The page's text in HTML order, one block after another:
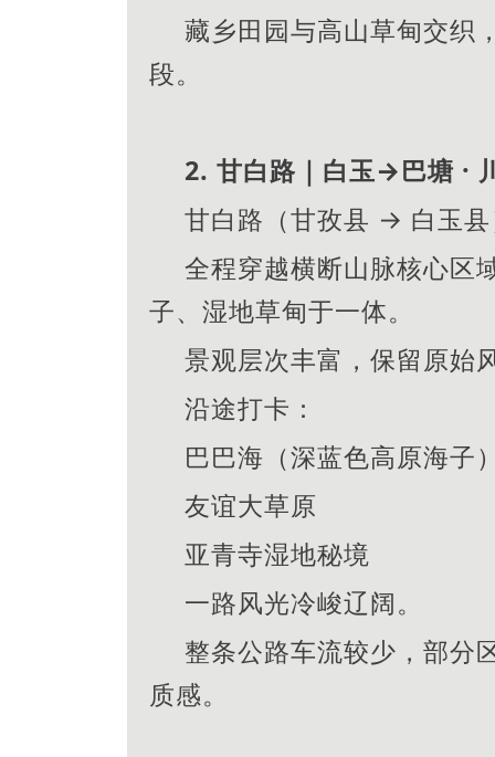
藏乡田园与高山草甸交织
段。
2. 甘白路｜白玉→巴塘 ·
甘白路（甘孜县 → 白玉
全程穿越横断山脉核心区
子、湿地草甸于一体。
景观层次丰富，保留原始
沿途打卡：
巴巴海（深蓝色高原海子
友谊大草原
亚青寺湿地秘境
一路风光冷峻辽阔。
整条公路车流较少，部分
质感。